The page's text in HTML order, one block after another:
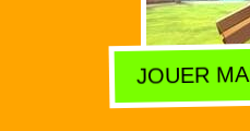
JOUER